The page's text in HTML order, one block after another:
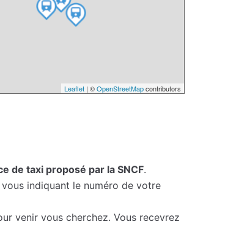
Leaflet | ©OpenStreetMapcontributors
de taxi proposé par la SNCF.
indiquant le numéro de votre
venir vous cherchez. Vous recevrez